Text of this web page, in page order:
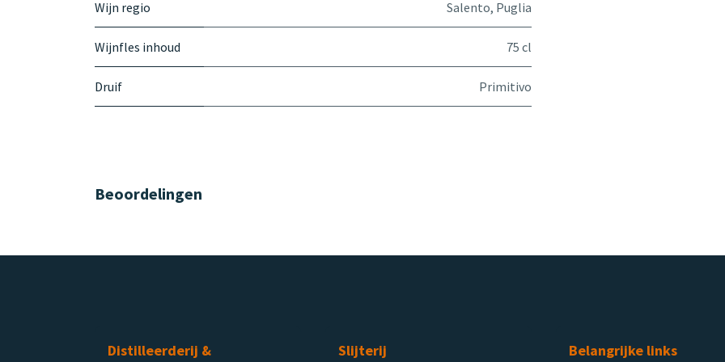
Wijn regio Salento, Puglia
Wijnfles inhoud 75 cl
Druif Primitivo
Beoordelingen
Distilleerderij & Slijterij Belangrijke links